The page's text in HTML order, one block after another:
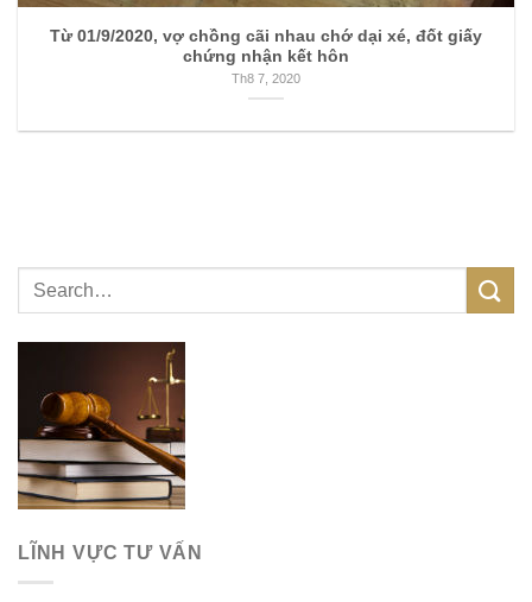
Từ 01/9/2020, vợ chồng cãi nhau chớ dại xé, đốt giấy
chứng nhận kết hôn
Th8 7, 2020
LĨNH VỰC TƯ VẤN